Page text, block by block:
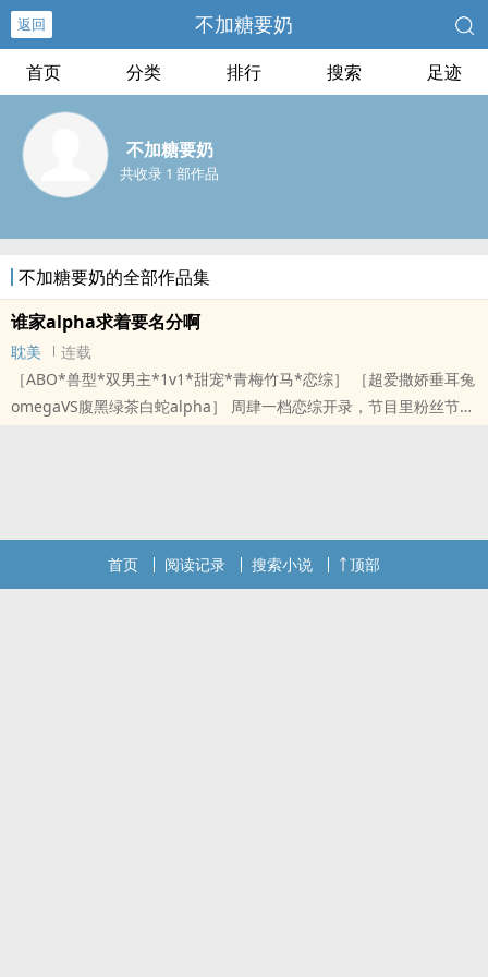
返回 不加糖要奶
首页 分类 排行 搜索 足迹
不加糖要奶
共收录 1 部作品
不加糖要奶的全部作品集
谁家alpha求着要名分啊
耽美
连载
［ABO*兽型*双男主*1v1*甜宠*青梅竹马*恋综］ ［超爱撒娇垂耳兔
omegaVS腹黑绿茶白蛇alpha］ 周肆一档恋综开录，节目里粉丝节目
首页 阅读记录 搜索小说 顶部